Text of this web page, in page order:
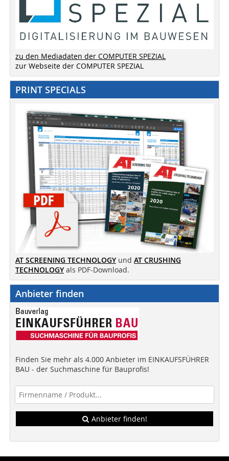
zu den Mediadaten der COMPUTER SPEZIAL
zur Webseite der COMPUTER SPEZIAL
PRINT SPECIALS
AT SCREENING TECHNOLOGY und AT CRUSHING
TECHNOLOGY als PDF-Download.
Anbieter finden
Finden Sie mehr als 4.000 Anbieter im EINKAUFSFÜHRER
BAU - der Suchmaschine für Bauprofis!
Anbieter finden!